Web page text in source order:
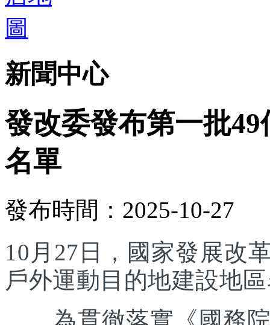
新聞中心
發改委發布第一批
名單
發布時間：2025-10-27
10月27日，國家發展改
戶外運動目的地建設地
為貫徹落實《國務院